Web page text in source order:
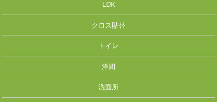
LDK
クロス貼替
トイレ
洋間
洗面所